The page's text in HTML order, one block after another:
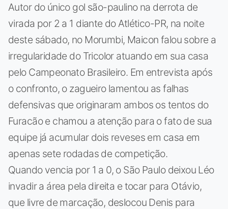
Autor do único gol são-paulino na derrota de
virada por 2 a 1 diante do Atlético-PR, na noite
deste sábado, no Morumbi, Maicon falou sobre a
irregularidade do Tricolor atuando em sua casa
pelo Campeonato Brasileiro. Em entrevista após
o confronto, o zagueiro lamentou as falhas
defensivas que originaram ambos os tentos do
Furacão e chamou a atenção para o fato de sua
equipe já acumular dois reveses em casa em
apenas sete rodadas de competição.
Quando vencia por 1 a 0, o São Paulo deixou Léo
invadir a área pela direita e tocar para Otávio,
que livre de marcação, deslocou Denis para